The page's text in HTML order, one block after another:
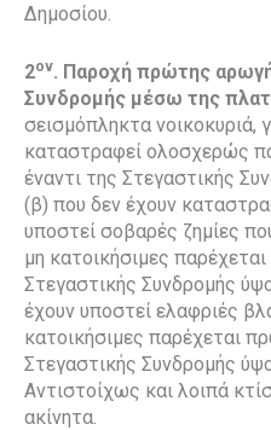
Δημοσίου.
2ον. Παροχή πρώτης
Συνδρομής μέσω της
σεισμόπληκτα νοικοκυριά,
καταστραφεί ολοσχερώς
έναντι της Στεγαστικής
(β) που δεν έχουν
υποστεί σοβαρές ζημίες
μη κατοικήσιμες
Στεγαστικής Συνδρομής
έχουν υποστεί ελαφριές
κατοικήσιμες παρέχεται
Στεγαστικής Συνδρομής
Αντιστοίχως και λοιπά
ακίνητα.